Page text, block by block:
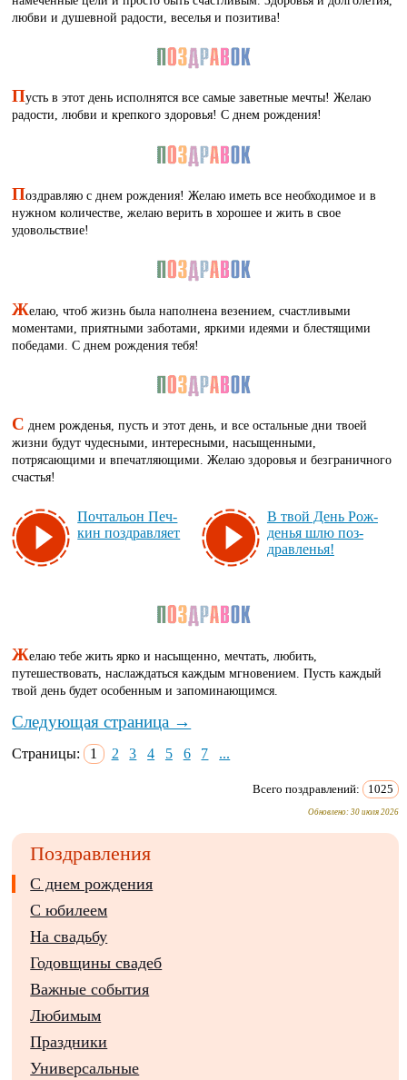
любви и душевной радости, веселья и позитива!
Пусть в этот день исполнятся все самые заветные мечты! Желаю
радости, любви и крепкого здоровья! С днем рождения!
Поздравляю с днем рождения! Желаю иметь все необходимое и в
нужном количестве, желаю верить в хорошее и жить в свое
удовольствие!
Желаю, чтоб жизнь была наполнена везением, счастливыми
моментами, приятными заботами, яркими идеями и блестящими
победами. С днем рождения тебя!
С днем рожденья, пусть и этот день, и все остальные дни твоей
жизни будут чудесными, интересными, насыщенными,
потрясающими и впечатляющими. Желаю здоровья и безграничного
счастья!
Поч­таль­он Печ­
кин поз­драв­ля­ет
В твой День Рож­
денья шлю поз­
драв­ленья!
Желаю тебе жить ярко и насыщенно, мечтать, любить,
путешествовать, наслаждаться каждым мгновением. Пусть каждый
твой день будет особенным и запоминающимся.
Следующая страница →
Страницы: 1 2 3 4 5 6 7 ...
Всего поздравлений: 1025
Обновлено:30 июля 2026
Поздравления
С днем рождения
С юбилеем
На свадьбу
Годовщины свадеб
Важные события
Любимым
Праздники
Универсальные